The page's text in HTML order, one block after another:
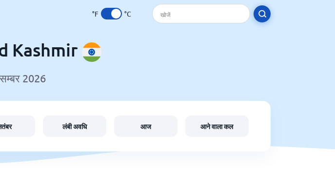
°F °C
Kashmir
2026
लंबी अवधि आज आने वाला कल